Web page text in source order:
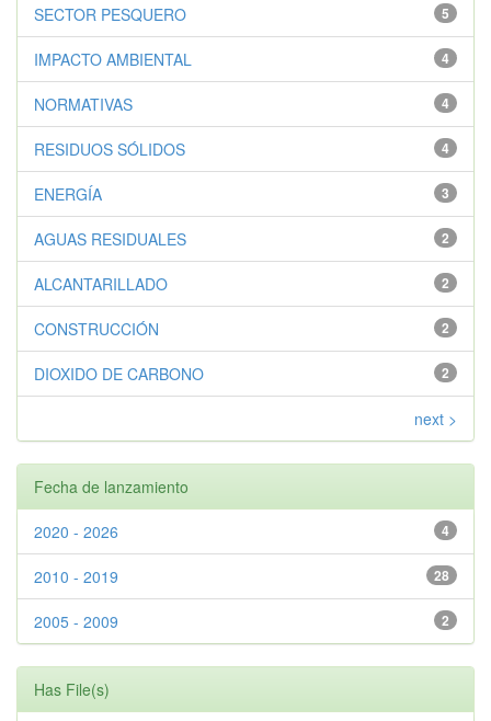
5
SECTOR PESQUERO
4
IMPACTO AMBIENTAL
4
NORMATIVAS
4
RESIDUOS SÓLIDOS
3
ENERGÍA
2
AGUAS RESIDUALES
2
ALCANTARILLADO
2
CONSTRUCCIÓN
2
DIOXIDO DE CARBONO
next >
Fecha de lanzamiento
4
2020 - 2026
28
2010 - 2019
2
2005 - 2009
Has File(s)